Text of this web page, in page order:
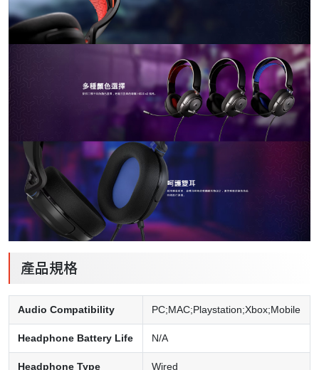
產品規格
Audio Compatibility PC;MAC;Playstation;Xbox;Mobile
Headphone Battery Life N/A
Headphone Type Wired